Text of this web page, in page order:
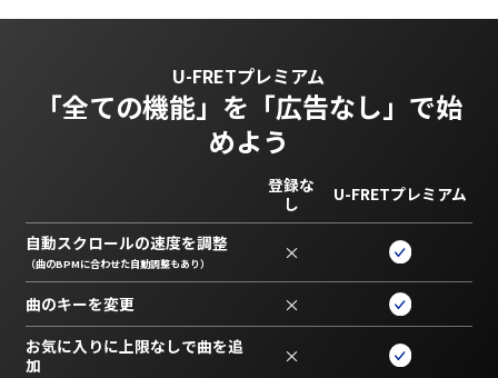
U-FRETプレミアム
「全ての機能」を 「広告なし」で始
めよう
登録な
し
U-FRETプレミアム
自動スクロールの速度を調整
（曲のBPMに合わせた自動調整もあり） ×
曲のキーを変更 ×
お気に入りに上限なしで曲を追
加
×